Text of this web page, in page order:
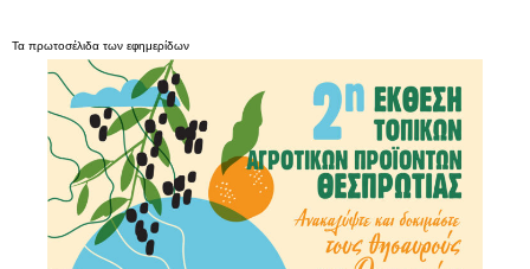
Τα πρωτοσέλιδα των εφημερίδων